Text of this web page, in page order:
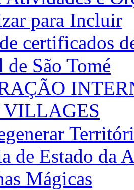
para Incluir
certificados
de São Tomé
VILLAGES
de Estado da
Mágicas